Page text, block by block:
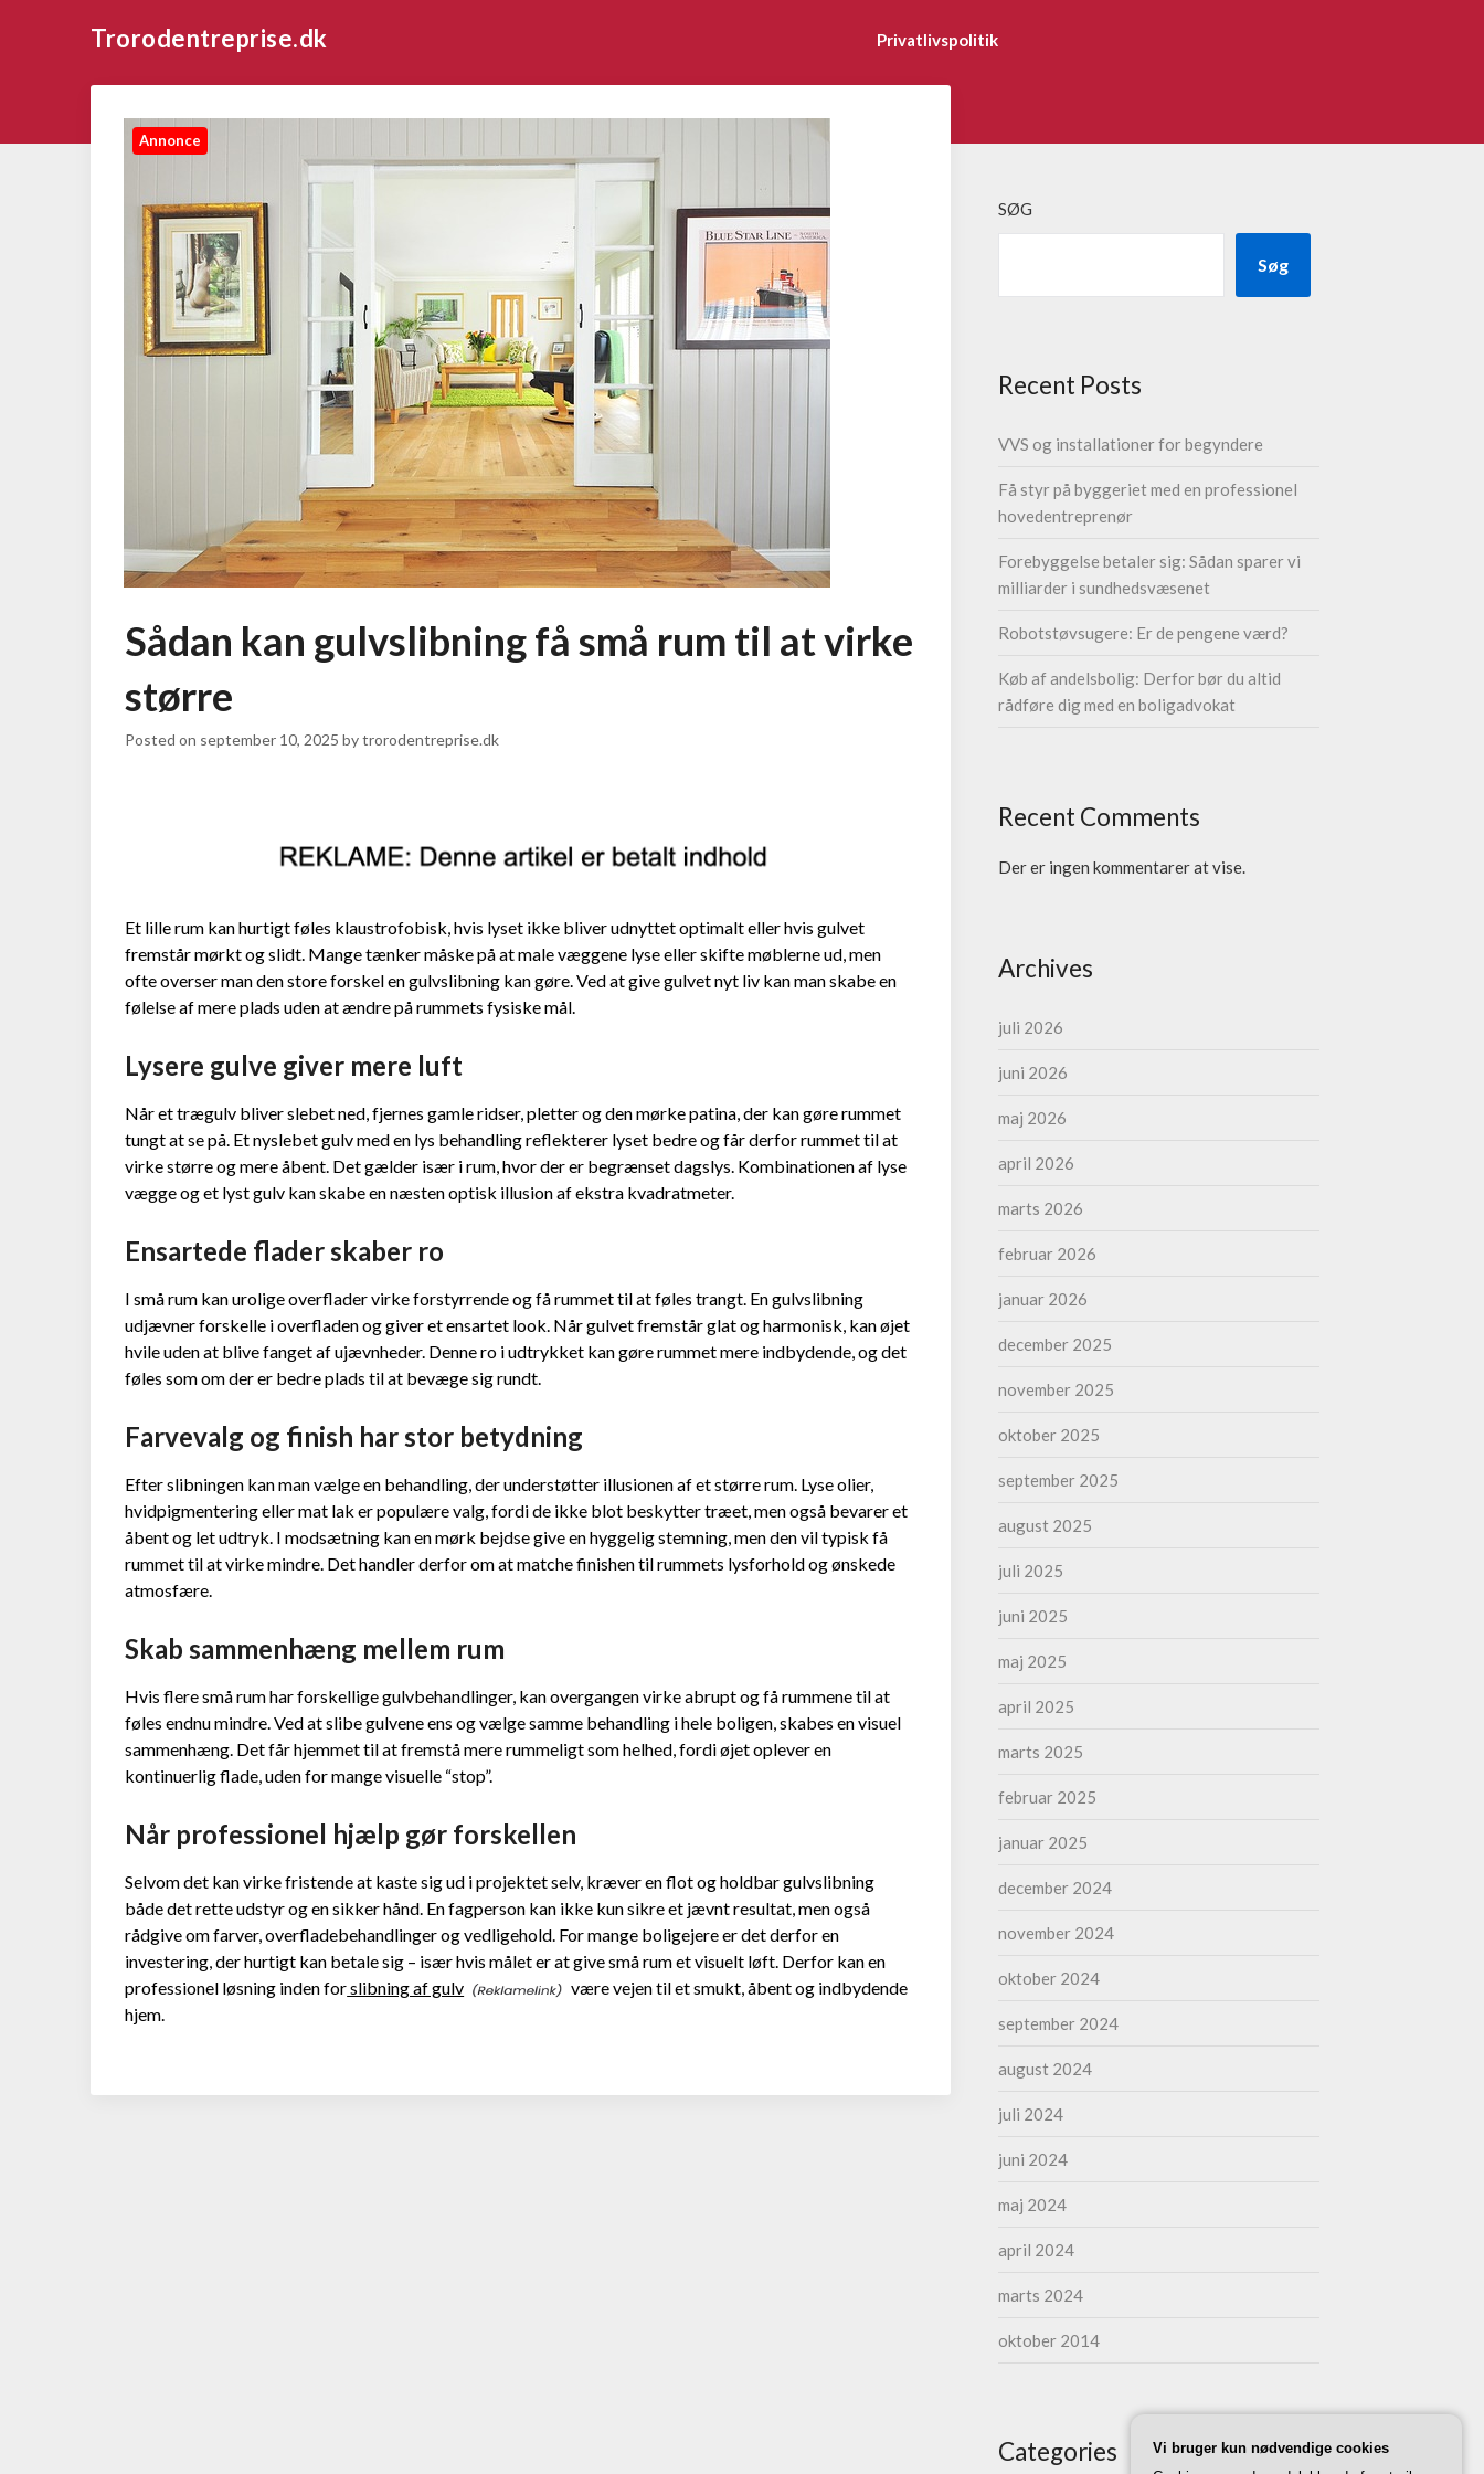
Trorodentreprise.dk Privatlivspolitik
Annonce
Sådan kan gulvslibning få små rum til at virke
større
Posted on september 10, 2025 bytrorodentreprise.dk
Et lille rum kan hurtigt føles klaustrofobisk, hvis lyset ikke bliver udnyttet optimalt eller hvis gulvet
fremstår mørkt og slidt. Mange tænker måske på at male væggene lyse eller skifte møblerne ud, men
ofte overser man den store forskel en gulvslibning kan gøre. Ved at give gulvet nyt liv kan man skabe en
følelse af mere plads uden at ændre på rummets fysiske mål.
Lysere gulve giver mere luft
Når et trægulv bliver slebet ned, fjernes gamle ridser, pletter og den mørke patina, der kan gøre rummet
tungt at se på. Et nyslebet gulv med en lys behandling reflekterer lyset bedre og får derfor rummet til at
virke større og mere åbent. Det gælder især i rum, hvor der er begrænset dagslys. Kombinationen af lyse
vægge og et lyst gulv kan skabe en næsten optisk illusion af ekstra kvadratmeter.
Ensartede flader skaber ro
I små rum kan urolige overflader virke forstyrrende og få rummet til at føles trangt. En gulvslibning
udjævner forskelle i overfladen og giver et ensartet look. Når gulvet fremstår glat og harmonisk, kan øjet
hvile uden at blive fanget af ujævnheder. Denne ro i udtrykket kan gøre rummet mere indbydende, og det
føles som om der er bedre plads til at bevæge sig rundt.
Farvevalg og finish har stor betydning
Efter slibningen kan man vælge en behandling, der understøtter illusionen af et større rum. Lyse olier,
hvidpigmentering eller mat lak er populære valg, fordi de ikke blot beskytter træet, men også bevarer et
åbent og let udtryk. I modsætning kan en mørk bejdse give en hyggelig stemning, men den vil typisk få
rummet til at virke mindre. Det handler derfor om at matche finishen til rummets lysforhold og ønskede
atmosfære.
Skab sammenhæng mellem rum
Hvis flere små rum har forskellige gulvbehandlinger, kan overgangen virke abrupt og få rummene til at
føles endnu mindre. Ved at slibe gulvene ens og vælge samme behandling i hele boligen, skabes en visuel
sammenhæng. Det får hjemmet til at fremstå mere rummeligt som helhed, fordi øjet oplever en
kontinuerlig flade, uden for mange visuelle “stop”.
Når professionel hjælp gør forskellen
Selvom det kan virke fristende at kaste sig ud i projektet selv, kræver en flot og holdbar gulvslibning
både det rette udstyr og en sikker hånd. En fagperson kan ikke kun sikre et jævnt resultat, men også
rådgive om farver, overfladebehandlinger og vedligehold. For mange boligejere er det derfor en
investering, der hurtigt kan betale sig – især hvis målet er at give små rum et visuelt løft. Derfor kan en
professionel løsning inden forslibning af gulv
være vejen til et smukt, åbent og indbydende
hjem.
SØG
Søg
Recent Posts
VVS og installationer for begyndere
Få styr på byggeriet med en professionel
hovedentreprenør
Forebyggelse betaler sig: Sådan sparer vi
milliarder i sundhedsvæsenet
Robotstøvsugere: Er de pengene værd?
Køb af andelsbolig: Derfor bør du altid
rådføre dig med en boligadvokat
Recent Comments
Der er ingen kommentarer at vise.
Archives
juli 2026
juni 2026
maj 2026
april 2026
marts 2026
februar 2026
januar 2026
december 2025
november 2025
oktober 2025
september 2025
august 2025
juli 2025
juni 2025
maj 2025
april 2025
marts 2025
februar 2025
januar 2025
december 2024
november 2024
oktober 2024
september 2024
august 2024
juli 2024
juni 2024
maj 2024
april 2024
marts 2024
oktober 2014
Categories
Vi bruger kun nødvendige cookies